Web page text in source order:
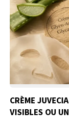
CRÈME
VISIBLES OU